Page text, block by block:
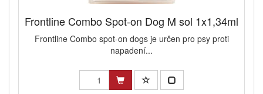
Frontline Combo Spot-on Dog M sol 1x1,34ml
Frontline Combo spot-on dogs je určen pro psy proti
napadení...